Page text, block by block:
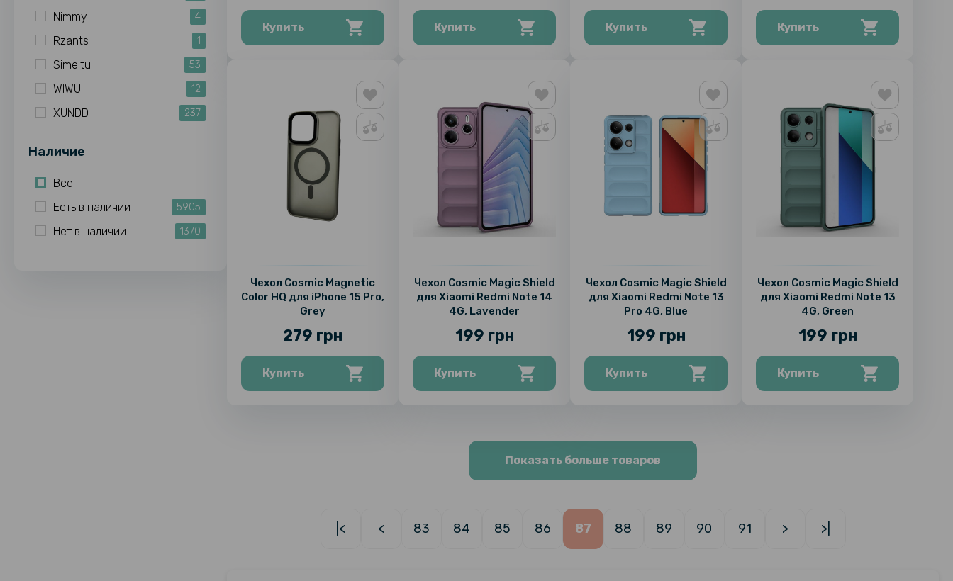
Nimmy 4
Rzants 1
Simeitu 53
WIWU 12
XUNDD 237
Наличие
Все
Есть в наличии
5905
Нет в наличии 1370
Купить Купить Купить Купить
Чехол Cosmic Magnetic
Color HQ для iPhone 15 Pro,
Grey
279 грн
Купить
Чехол Cosmic Magic Shield
для Xiaomi Redmi Note 14
4G, Lavender
199 грн
Купить
Чехол Cosmic Magic Shield
для Xiaomi Redmi Note 13
Pro 4G, Blue
199 грн
Купить
Чехол Cosmic Magic Shield
для Xiaomi Redmi Note 13
4G, Green
199 грн
Купить
Показать больше товаров
|< < 83 84 85 86 87 88 89 90 91 > >|